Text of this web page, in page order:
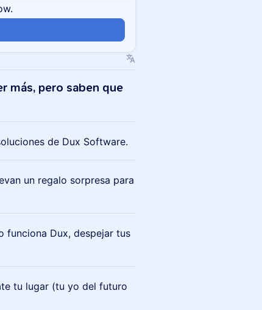
más, pero saben que
de Dux Software.
un regalo sorpresa para
funciona Dux, despejar tus
tu lugar (tu yo del futuro